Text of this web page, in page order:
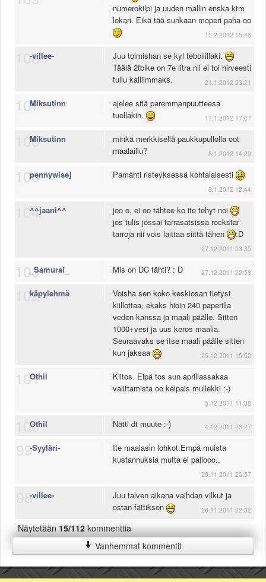
POLININ hyber kisanen kytkinpaketti!numerokilpi ja uuden mallin enska ktm
lokari. Eikä tää sunkaan moperi paha oo
15.2.2012 15:46
108
-villee-
Juu toimishan se kyl teboilillaki.
Täälä 2tbike on 7e litra nii ei toi hirveesti
tullu kalliimmaks.
21.1.2012 23:21
107Miksutinn
ajelee sitä paremmanpuutteesa
tuollakin.
17.1.2012 17:07
106
Miksutinn
minkä merkkisellä paukkupullolla oot
maalaillu?
8.1.2012 14:29
105pennywise] Pamahti risteyksessä kohtalaisesti
8.1.2012 12:44
104
^^jaani^^
joo o, ei oo tähtee ko ite tehyt noi
jos tulis jossai tarrasatsissa rockstar
tarroja nii vois laittaa siittä tähen
:D
27.12.2011 23:35
103_Samurai_ Mis on DC tähti? : D 27.12.2011 22:58
102
käpylehmä
Voisha sen koko keskiosan tietyst
kiillottaa, ekaks hioin 240 paperilla
veden kanssa ja maali päälle. Sitten
1000+vesi ja uus keros maalia.
Seuraavaks se itse maali päälle sitten
kun jaksaa
25.12.2011 15:52
101
Othil
Kiitos. Eipä tos sun apriliassakaa
valittamista oo kelpais mullekki :-)
5.12.2011 11:38
100
Othil Nätti dt muute :-) 4.12.2011 23:27
99-Syyläri-
Ite maalasin lohkot.Empä muista
kustannuksia mutta ei paliooo..
29.11.2011 20:57
98-villee-
Juu talven aikana vaihdan vilkut ja
ostan fättiksen
28.11.2011 22:32
Näytetään15/112kommenttia
Vanhemmat kommentit